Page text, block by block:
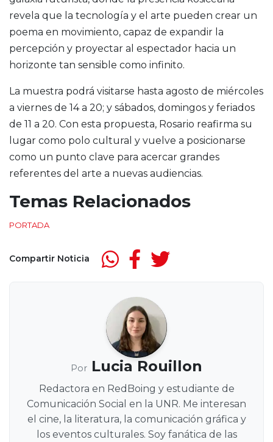
revela que la tecnología y el arte pueden crear un
poema en movimiento, capaz de expandir la
percepción y proyectar al espectador hacia un
horizonte tan sensible como infinito.
La muestra podrá visitarse hasta agosto de miércoles
a viernes de 14 a 20; y sábados, domingos y feriados
de 11 a 20. Con esta propuesta, Rosario reafirma su
lugar como polo cultural y vuelve a posicionarse
como un punto clave para acercar grandes
referentes del arte a nuevas audiencias.
Temas Relacionados
PORTADA
Compartir Noticia
Por Lucia Rouillon
Redactora en RedBoing y estudiante de
Comunicación Social en la UNR. Me interesan
el cine, la literatura, la comunicación gráfica y
los eventos culturales. Soy fanática de las